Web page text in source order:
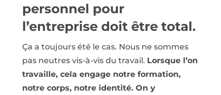
personnel pour
l’entreprise doit être total.
Ça a toujours été le cas. Nous ne sommes
pas neutres vis-à-vis du travail. Lorsque l’on
travaille, cela engage notre formation,
notre corps, notre identité. On y